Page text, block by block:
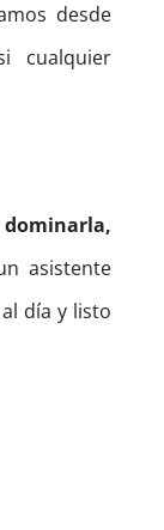
desde
cualquier
asistente
día y listo